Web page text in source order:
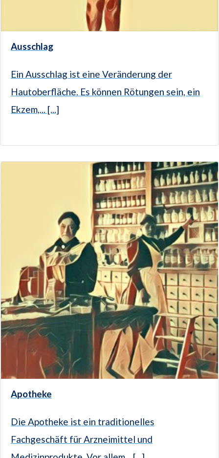
Ausschlag
Ein Ausschlag ist eine Veränderung der
Hautoberfläche. Es können Rötungen sein, ein
Ekzem,... [...]
Apotheke
Die Apotheke ist ein traditionelles
Fachgeschäft für Arzneimittel und